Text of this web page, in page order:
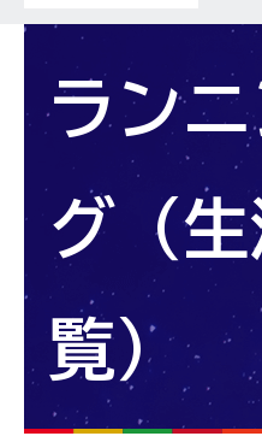
ラン
グ（
覧）